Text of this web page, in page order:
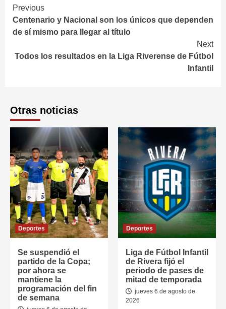
Continue
Reading
Previous
Centenario y Nacional son los únicos que dependen
de sí mismo para llegar al título
Next
Todos los resultados en la Liga Riverense de Fútbol
Infantil
Otras noticias
Deportes
Se suspendió el
partido de la Copa;
por ahora se
mantiene la
programación del fin
de semana
Deportes
Liga de Fútbol Infantil
de Rivera fijó el
período de pases de
mitad de temporada
jueves 6 de agosto de
2026